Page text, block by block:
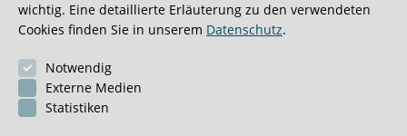
wichtig. Eine detaillierte Erläuterung zu den verwendeten
Cookies finden Sie in unserem Datenschutz.
Notwendig
Externe Medien
Statistiken